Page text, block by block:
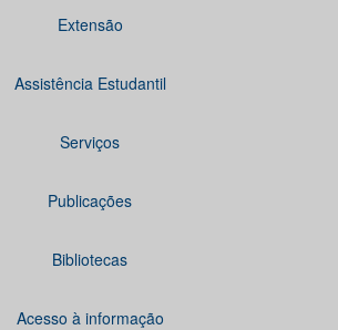
Extensão
Assistência Estudantil
Serviços
Publicações
Bibliotecas
Acesso à informação